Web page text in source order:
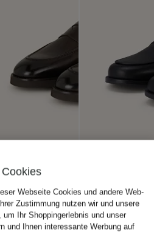
Webseite Cookies und andere Web-
Zustimmung nutzen wir und unsere
um Ihr Shoppingerlebnis und unser
und Ihnen interessante Werbung auf